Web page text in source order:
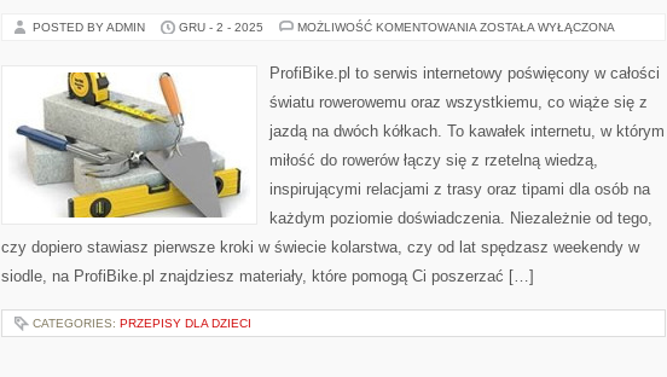
POSTED BY ADMIN GRU - 2 - 2025 MOŻLIWOŚĆ KOMENTOWANIA ETYKIETA
I
I
TRANSPORT
ZOSTAŁA WYŁĄCZONA
ProfiBike.pl to serwis internetowy poświęcony w całości
światu rowerowemu oraz wszystkiemu, co wiąże się z
jazdą na dwóch kółkach. To kawałek internetu, w którym
miłość do rowerów łączy się z rzetelną wiedzą,
inspirującymi relacjami z trasy oraz tipami dla osób na
każdym poziomie doświadczenia. Niezależnie od tego,
czy dopiero stawiasz pierwsze kroki w świecie kolarstwa, czy od lat spędzasz weekendy w
siodle, na ProfiBike.pl znajdziesz materiały, które pomogą Ci poszerzać […]
CATEGORIES: PRZEPISY DLA DZIECI